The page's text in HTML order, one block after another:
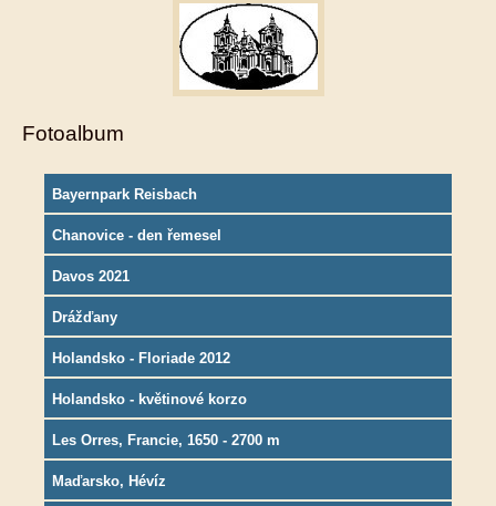
Fotoalbum
Bayernpark Reisbach
Chanovice - den řemesel
Davos 2021
Drážďany
Holandsko - Floriade 2012
Holandsko - květinové korzo
Les Orres, Francie, 1650 - 2700 m
Maďarsko, Hévíz